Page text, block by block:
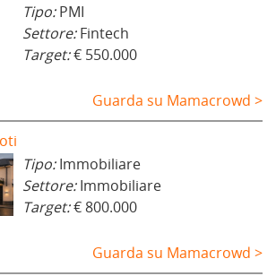
Tipo:PMI
Settore:Fintech
Target:€ 550.000
Guarda su Mamacrowd >
Tipo:Immobiliare
Settore:Immobiliare
Target:€ 800.000
Guarda su Mamacrowd >